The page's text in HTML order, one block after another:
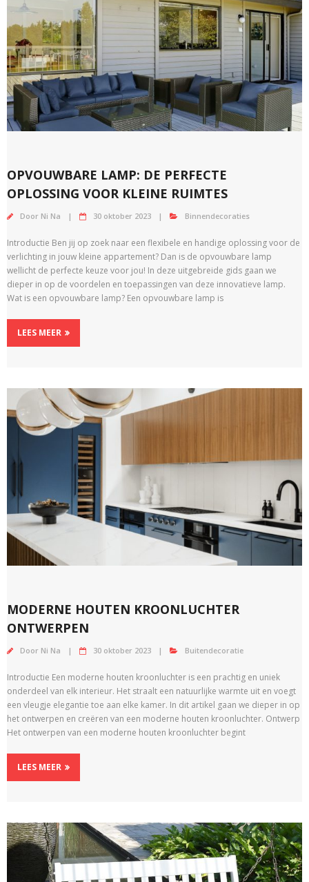
OPVOUWBARE LAMP: DE PERFECTE
OPLOSSING VOOR KLEINE RUIMTES
Door Ni Na 30 oktober 2023 Binnendecoraties
Introductie Ben jij op zoek naar een flexibele en handige oplossing voor de
verlichting in jouw kleine appartement? Dan is de opvouwbare lamp
wellicht de perfecte keuze voor jou! In deze uitgebreide gids gaan we
dieper in op de voordelen en toepassingen van deze innovatieve lamp.
Wat is een opvouwbare lamp? Een opvouwbare lamp is
LEES MEER
MODERNE HOUTEN KROONLUCHTER
ONTWERPEN
Door Ni Na 30 oktober 2023 Buitendecoratie
Introductie Een moderne houten kroonluchter is een prachtig en uniek
onderdeel van elk interieur. Het straalt een natuurlijke warmte uit en voegt
een vleugje elegantie toe aan elke kamer. In dit artikel gaan we dieper in op
het ontwerpen en creëren van een moderne houten kroonluchter. Ontwerp
Het ontwerpen van een moderne houten kroonluchter begint
LEES MEER